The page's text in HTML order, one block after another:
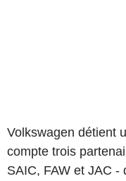
Volkswagen détient
compte trois
SAIC, FAW et JAC -